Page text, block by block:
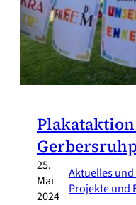
25.
Mai
2024
Aktuelles und
Projekte und